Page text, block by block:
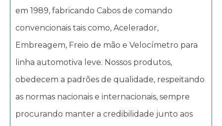
em 1989, fabricando Cabos de comando
convencionais tais como, Acelerador,
Embreagem, Freio de mão e Velocímetro para
linha automotiva leve. Nossos produtos,
obedecem a padrões de qualidade, respeitando
as normas nacionais e internacionais, sempre
procurando manter a credibilidade junto aos